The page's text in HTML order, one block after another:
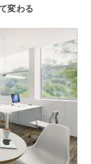
変わる